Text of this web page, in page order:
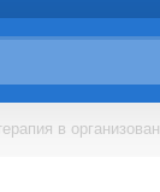
в